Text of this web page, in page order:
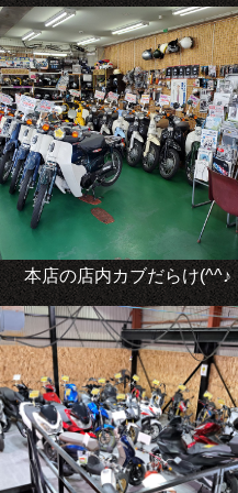
本店の店内カブだらけ(^^♪